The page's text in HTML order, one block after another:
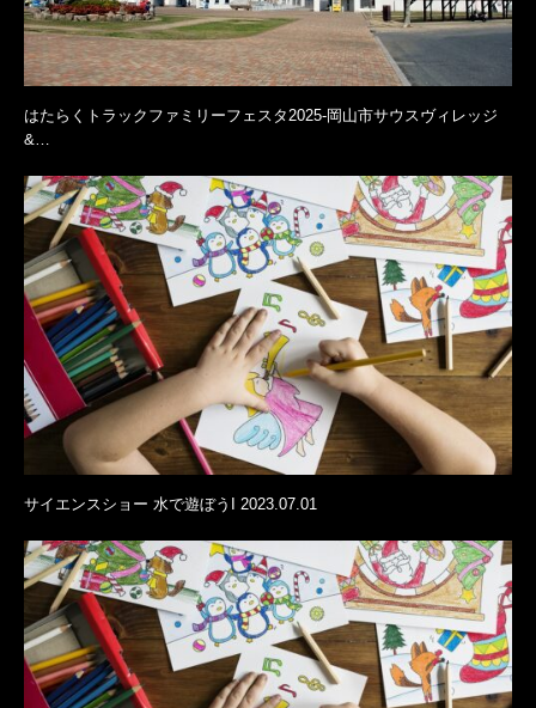
はたらくトラックファミリーフェスタ2025-岡山市サウスヴィレッジ
&…
サイエンスショー 水で遊ぼうI 2023.07.01
岡山市サウスヴィレッジさんのイベントページ
岡山市サウスヴィレッジ
岡山市サウスヴィレッジ 地図